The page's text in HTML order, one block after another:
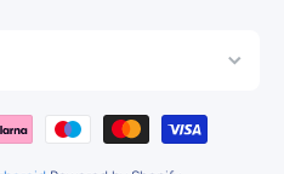
Betaalmethodes